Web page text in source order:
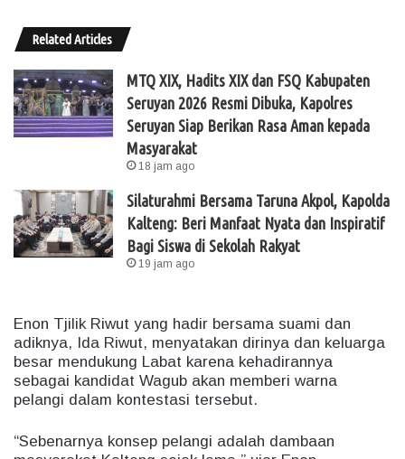
Related Articles
MTQ XIX, Hadits XIX dan FSQ Kabupaten
Seruyan 2026 Resmi Dibuka, Kapolres
Seruyan Siap Berikan Rasa Aman kepada
Masyarakat
18 jam ago
Silaturahmi Bersama Taruna Akpol, Kapolda
Kalteng: Beri Manfaat Nyata dan Inspiratif
Bagi Siswa di Sekolah Rakyat
19 jam ago
Enon Tjilik Riwut yang hadir bersama suami dan
adiknya, Ida Riwut, menyatakan dirinya dan keluarga
besar mendukung Labat karena kehadirannya
sebagai kandidat Wagub akan memberi warna
pelangi dalam kontestasi tersebut.
“Sebenarnya konsep pelangi adalah dambaan